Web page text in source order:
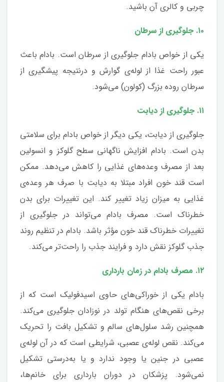
چربی و کالری آن باشید.
۱۰. جلوگیری از سرطان
یکی از خواص بادام جلوگیری از سرطان است. بادام باعث
عبور راحت غذا از لوله‌ی گوارش و درنتیجه پیشگیری از
سرطان روده بزرگ (کولون) می‌شود.
۱۱. جلوگیری از دیابت
جلوگیری از دیابت، یکی دیگر از خواص بادام برای سلامتی
بدن است. بادام افزایش ناگهانی سطح گلوکز و انسولین
بعد از مصرف وعده‌های غذایی را کاهش می‌دهد. ممکن
است قند خون افراد مبتلا به دیابت با صرف هر وعده‌ی
غذایی به میزان زیاد تغییر کند. این تغییرات برای بدن
خطرناک است. مصرف بادام می‌تواند در جلوگیری از
تغییرات خطرناک قند خون مؤثر باشد. بادام در تنظیم روند
جذب گلوکز نقش دارد و فرایند جذب را راحت‌تر می‌کند.
۱۲. مصرف بادام در زمان بارداری
بادام یکی از خوراکی‌های حاوی اسیدفولیک است که از
برخی نقص‌های هنگام تولد در نوزادان جلوگیری می‌کند.
همچنین رشد سلول‌های سالم و تشکیل بافت را تحریک
می‌کند. نقص لوله‌ی عصبی، شرایطی است که در آن لوله‌ی
عصبی در جنین یا وجود ندارد و یا به‌درستی تشکیل
نمی‌شود. پزشکان در دوران بارداری برای خانم‌ها،